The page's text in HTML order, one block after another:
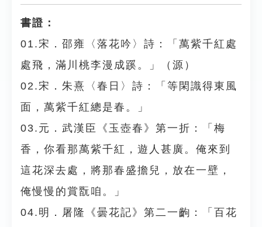
書證：
01.宋．邵雍〈落花吟〉詩：「萬紫千紅處
處飛，滿川桃李漫成蹊。」（源）
02.宋．朱熹〈春日〉詩：「等閑識得東風
面，萬紫千紅總是春。」
03.元．武漢臣《玉壺春》第一折：「梅
香，你看那萬紫千紅，遊人甚廣。俺來到
這花深去處，將那春盛擔兒，放在一壁，
俺慢慢的賞翫咱。」
04.明．屠隆《曇花記》第二一齣：「百花